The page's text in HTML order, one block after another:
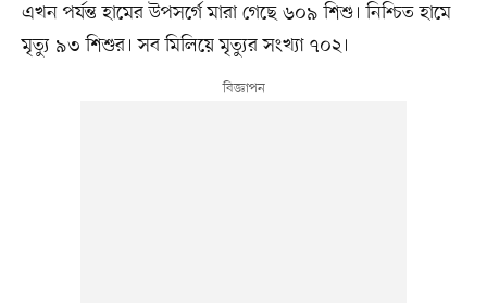
এখন পর্যন্ত হামের উপসর্গে মারা গেছে ৬০৯ শিশু। নিশ্চিত হামে
মৃত্যু ৯৩ শিশুর। সব মিলিয়ে মৃত্যুর সংখ্যা ৭০২।